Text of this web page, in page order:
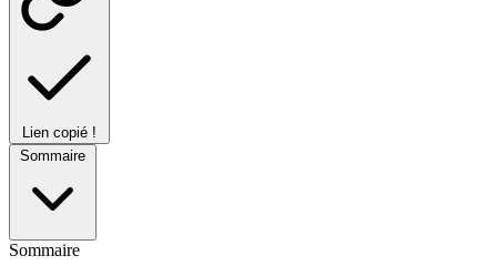
Lien copié !
Sommaire
Sommaire